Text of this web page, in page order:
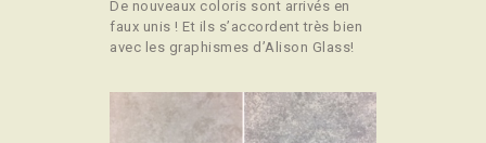
De nouveaux coloris sont arrivés en
faux unis ! Et ils s’accordent très bien
avec les graphismes d’Alison Glass!